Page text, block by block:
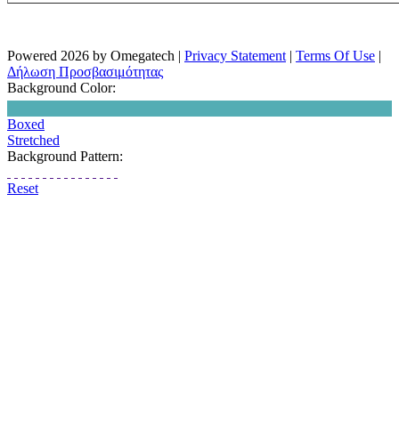
Powered 2026 by Omegatech | Privacy Statement | Terms Of Use |
Δήλωση Προσβασιμότητας
Background Color:
Boxed
Stretched
Background Pattern:
Reset